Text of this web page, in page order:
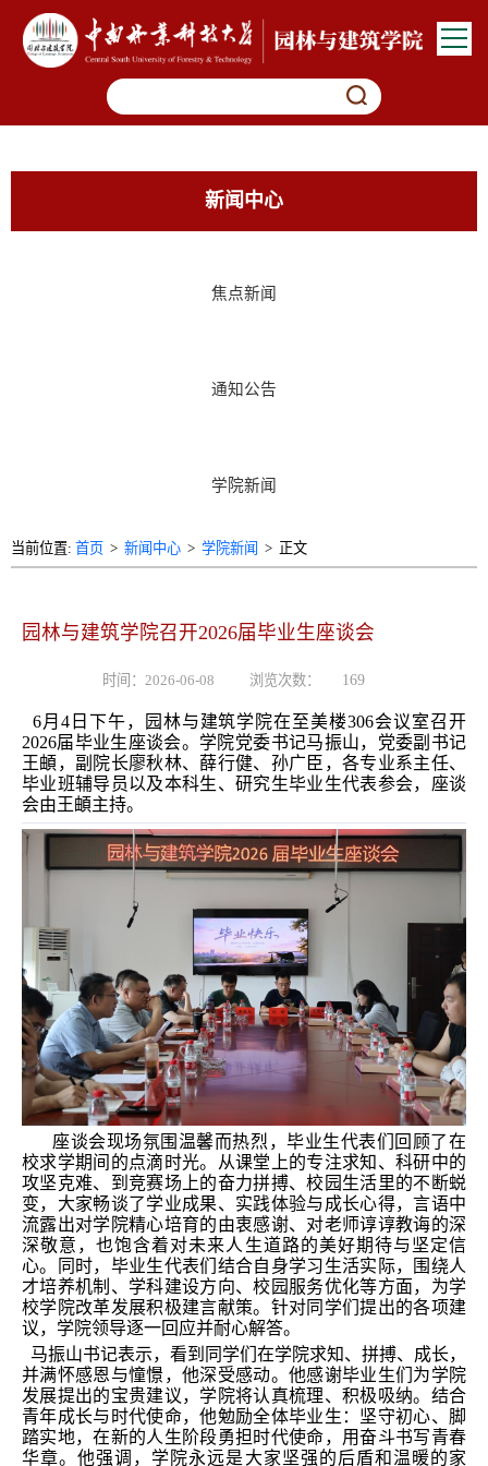
新闻中心
焦点新闻
通知公告
学院新闻
当前位置: 首页 > 新闻中心 > 学院新闻 > 正文
园林与建筑学院召开2026届毕业生座谈会
时间：2026-06-08 浏览次数： 169
6月4日下午，园林与建筑学院在至美楼306会议室召开
2026届毕业生座谈会。学院党委书记马振山，党委副书记
王頔，副院长廖秋林、薛行健、孙广臣，各专业系主任、
毕业班辅导员以及本科生、研究生毕业生代表参会，座谈
会由王頔主持。
座谈会现场氛围温馨而热烈，毕业生代表们回顾了在
校求学期间的点滴时光。从课堂上的专注求知、科研中的
攻坚克难、到竞赛场上的奋力拼搏、校园生活里的不断蜕
变，大家畅谈了学业成果、实践体验与成长心得，言语中
流露出对学院精心培育的由衷感谢、对老师谆谆教诲的深
深敬意，也饱含着对未来人生道路的美好期待与坚定信
心。同时，毕业生代表们结合自身学习生活实际，围绕人
才培养机制、学科建设方向、校园服务优化等方面，为学
校学院改革发展积极建言献策。针对同学们提出的各项建
议，学院领导逐一回应并耐心解答。
马振山书记表示，看到同学们在学院求知、拼搏、成长，
并满怀感恩与憧憬，他深受感动。他感谢毕业生们为学院
发展提出的宝贵建议，学院将认真梳理、积极吸纳。结合
青年成长与时代使命，他勉励全体毕业生：坚守初心、脚
踏实地，在新的人生阶段勇担时代使命，用奋斗书写青春
华章。他强调，学院永远是大家坚强的后盾和温暖的家